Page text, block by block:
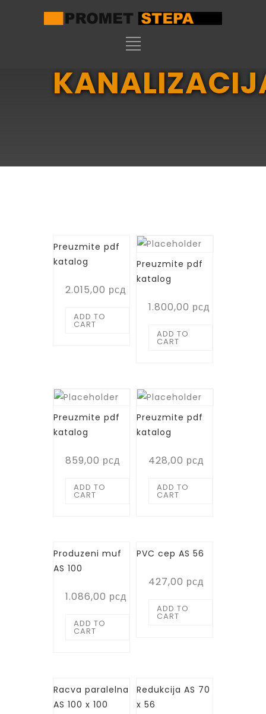
Preuzmite pdf
katalog
2.015,00 рсд
ADD TO
CART
Preuzmite pdf
katalog
1.800,00 рсд
ADD TO
CART
Preuzmite pdf
katalog
859,00 рсд
ADD TO
CART
Preuzmite pdf
katalog
428,00 рсд
ADD TO
CART
Produzeni muf
AS 100
1.086,00 рсд
ADD TO
CART
PVC cep AS 56
427,00 рсд
ADD TO
CART
Racva paralelna
AS 100 x 100
Redukcija AS 70
x 56